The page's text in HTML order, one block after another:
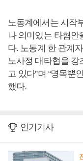
노동계에서는 시작
나 의미있는 타협안
다. 노동계 한 관계
노사정 대타협을 강
고 있다”며 “명목뿐
했다.
인기기사